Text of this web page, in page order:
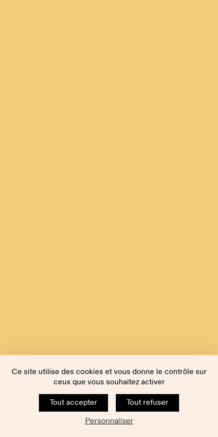
Ce site utilise des cookies et vous donne le contrôle sur
ceux que vous souhaitez activer
Tout accepter
Tout refuser
Personnaliser